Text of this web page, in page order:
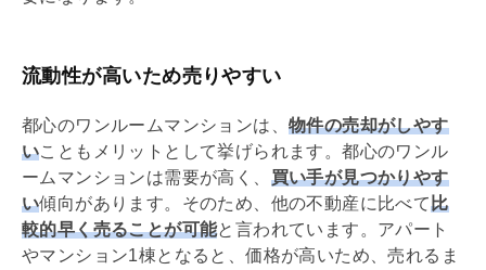
流動性が高いため売りやすい
都心のワンルームマンションは、 物件の売却がしやす
いこともメリットとして挙げられます。都心のワンル
ームマンションは需要が高く、 買い手が見つかりやす
い傾向があります。そのため、他の不動産に比べて比
較的早く売ることが可能と言われています。アパート
やマンション1棟となると、価格が高いため、売れるま